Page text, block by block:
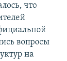
что
вопросы
на